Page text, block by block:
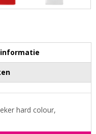
hard colour,